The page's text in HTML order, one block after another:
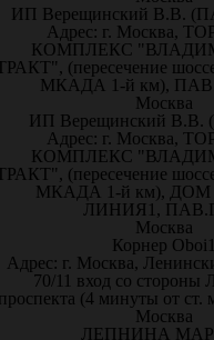
ИП Верещинский В.В.
Адрес: г. Москва,
КОМПЛЕКС
(пересечение
МКАДА 1-й км),
Москва
ИП Верещинский В.В.
Адрес: г. Москва,
КОМПЛЕКС
(пересечение
МКАДА 1-й км),
ЛИНИЯ1,
Москва
Корнер Oboi1
Адрес: г. Москва,
70/11 вход со стороны
(4 минуты от ст.
Москва
ЛЕПНИНА